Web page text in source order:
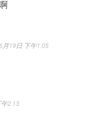
月19日 下午1:05
2:13